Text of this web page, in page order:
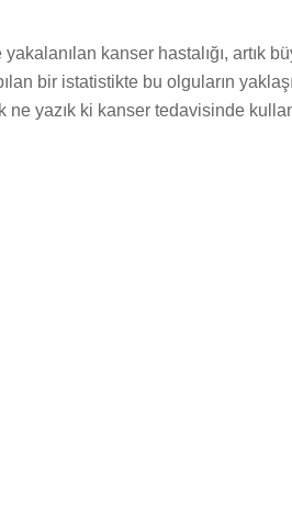
kanser hastalığı, artık
bir istatistikte bu olguların
ne yazık ki kanser tedavisinde